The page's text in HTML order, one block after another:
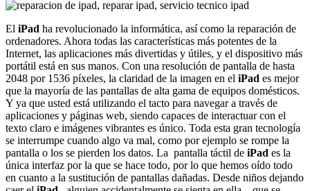
El iPad ha revolucionado la informática, así como la reparación de
ordenadores. Ahora todas las características más potentes de la
Internet, las aplicaciones más divertidas y útiles, y el dispositivo más
portátil está en sus manos. Con una resolución de pantalla de hasta
2048 por 1536 píxeles, la claridad de la imagen en el iPad es mejor
que la mayoría de las pantallas de alta gama de equipos domésticos.
Y ya que usted está utilizando el tacto para navegar a través de
aplicaciones y páginas web, siendo capaces de interactuar con el
texto claro e imágenes vibrantes es único. Toda esta gran tecnología
se interrumpe cuando algo va mal, como por ejemplo se rompe la
pantalla o los se pierden los datos. La pantalla táctil de iPad es la
única interfaz por la que se hace todo, por lo que hemos oído todo
en cuanto a la sustitución de pantallas dañadas. Desde niños dejando